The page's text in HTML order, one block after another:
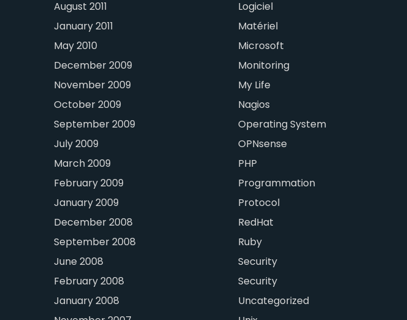
August 2011
January 2011
May 2010
December 2009
November 2009
October 2009
September 2009
July 2009
March 2009
February 2009
January 2009
December 2008
September 2008
June 2008
February 2008
January 2008
Logiciel
Matériel
Microsoft
Monitoring
My Life
Nagios
Operating System
OPNsense
PHP
Programmation
Protocol
RedHat
Ruby
Security
Security
Uncategorized